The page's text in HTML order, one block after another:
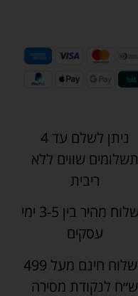
ניתן לשלם עד 4
תשלומים שווים ללא
ריבית
משלוח מהיר בין 3-5 ימי
עסקים
משלוח חינם מעל 499
ש״ח לנקודת מסירה